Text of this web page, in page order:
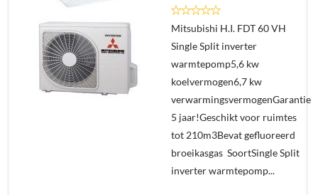
aanvragen?
winkelmand
Mitsubishi H.I. FDT 60 VH
Single Split inverter
warmtepomp5,6 kw
koelvermogen6,7 kw
verwarmingsvermogenGarantie
5 jaar!Geschikt voor ruimtes
tot 210m3Bevat gefluoreerd
broeikasgas SoortSingle Split
inverter warmtepomp...